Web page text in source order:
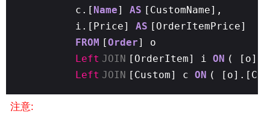
c.[ Name] AS [CustomName],
i.[Price] AS [OrderItemPrice]
FROM [Order] o
Left JOIN [OrderItem] i ON (
Left JOIN [Custom] c ON (
注意: